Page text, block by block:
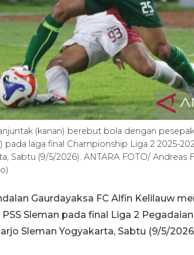
(kanan) berebut bola dengan
laga final Championship Liga 2 2025-
Sabtu (9/5/2026). ANTARA FOTO/
Gaurdayaksa FC Alfin Kelilauw
Sleman pada final Liga 2
Sleman Yogyakarta, Sabtu (9/5/